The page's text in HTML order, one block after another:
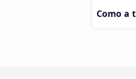
Como a